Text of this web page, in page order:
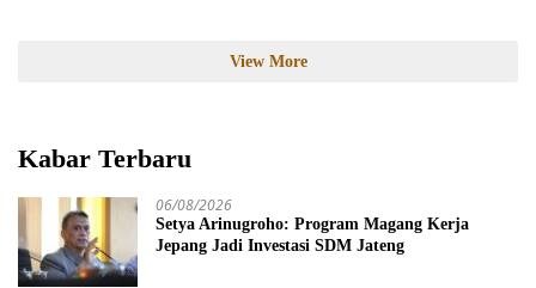
View More
Kabar Terbaru
06/08/2026
Setya Arinugroho: Program Magang Kerja
Jepang Jadi Investasi SDM Jateng